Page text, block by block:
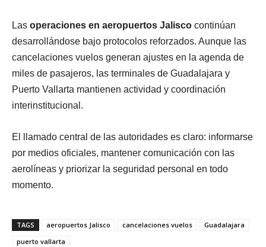
Las operaciones en aeropuertos Jalisco continúan
desarrollándose bajo protocolos reforzados. Aunque las
cancelaciones vuelos generan ajustes en la agenda de
miles de pasajeros, las terminales de Guadalajara y
Puerto Vallarta mantienen actividad y coordinación
interinstitucional.
El llamado central de las autoridades es claro: informarse
por medios oficiales, mantener comunicación con las
aerolíneas y priorizar la seguridad personal en todo
momento.
TAGS aeropuertos Jalisco cancelaciones vuelos
Guadalajara
puerto vallarta